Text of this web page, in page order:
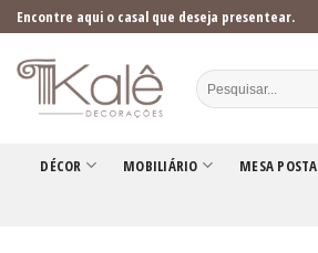
Skip
to
content
Encontre aqui o casal que deseja presentear.
DÉCOR MOBILIÁRIO MESA POSTA